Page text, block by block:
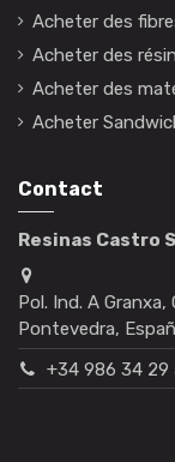
Acheter des
Acheter des
Acheter des
Acheter
Contact
Resinas Castro
Pol. Ind. A
Pontevedra,
+34 986 34 29